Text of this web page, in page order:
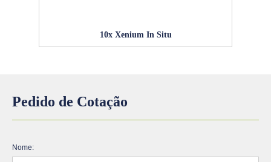
10x Xenium In Situ
Pedido de Cotação
Nome: